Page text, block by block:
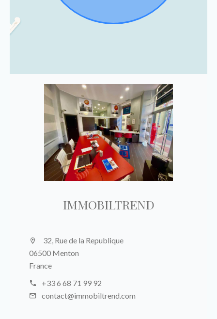
IMMOBILTREND
32, Rue de la Republique
06500 Menton
France
+33 6 68 71 99 92
contact@immobiltrend.com